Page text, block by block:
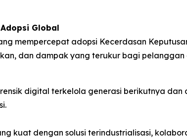
Global
mempercepat adopsi Kecerdasan
dan dampak yang terukur bagi
digital terkelola generasi berikutnya
kuat dengan solusi terindustrialisasi,